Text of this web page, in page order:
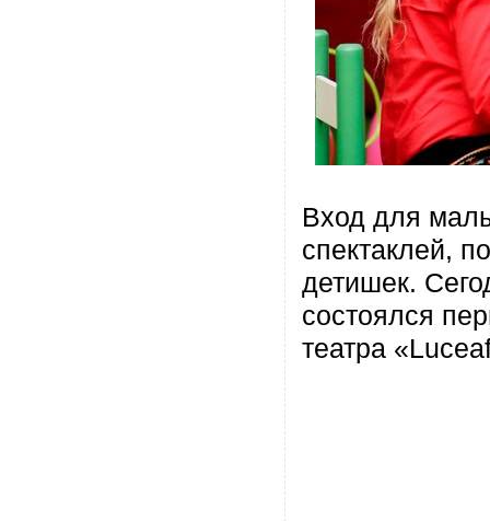
Вход для
спектаклей,
детишек.
состоялся
театра «